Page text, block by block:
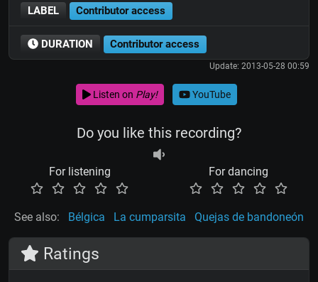
LABEL Contributor access
DURATION Contributor access
Update: 2013-05-28 00:59
Listen on Play! YouTube
Do you like this recording?
For listening For dancing
See also: Bélgica La cumparsita Quejas de bandoneón
Ratings